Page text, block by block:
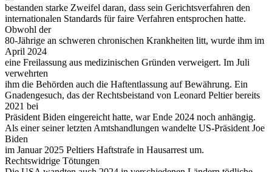
bestanden starke Zweifel daran, dass sein Gerichtsverfahren den
internationalen Standards für faire Verfahren entsprochen hatte.
Obwohl der
80-Jährige an schweren chronischen Krankheiten litt, wurde ihm im
April 2024
eine Freilassung aus medizinischen Gründen verweigert. Im Juli
verwehrten
ihm die Behörden auch die Haftentlassung auf Bewährung. Ein
Gnadengesuch, das der Rechtsbeistand von Leonard Peltier bereits
2021 bei
Präsident Biden eingereicht hatte, war Ende 2024 noch anhängig.
Als einer seiner letzten Amtshandlungen wandelte US-Präsident Joe
Biden
im Januar 2025 Peltiers Haftstrafe in Hausarrest um.
Rechtswidrige Tötungen